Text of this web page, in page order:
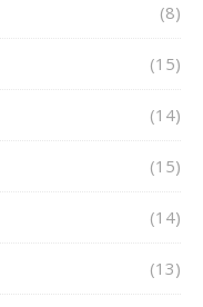
(8)
(15)
(14)
(15)
(14)
(13)